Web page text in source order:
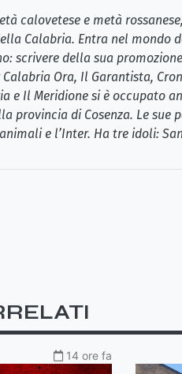
calovetese e metà
Calabria. Entra nel mondo
scrivere della sua
Ora, Il Garantista,
e Il Meridione si è occupato
provincia di Cosenza. Le sue
e l’Inter. Ha tre idoli:
14 ore fa